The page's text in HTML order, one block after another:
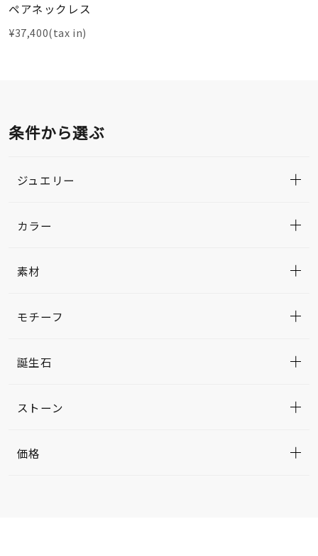
ペアネックレス
¥37,400(tax in)
条件から選ぶ
ジュエリー
カラー
素材
モチーフ
誕生石
ストーン
価格